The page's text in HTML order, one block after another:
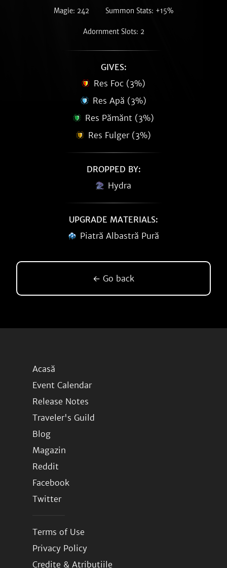
Magie: 242 Summon Stats: +15%
Adornment Slots: 2
GIVES:
Res Foc (3%)
Res Apă (3%)
Res Pămănt (3%)
Res Fulger (3%)
DROPPED BY:
Hydra
UPGRADE MATERIALS:
Piatră Albastră Pură
← Go back
Acasă
Event Calendar
Release Notes
Traveler's Guild
Blog
Magazin
Reddit
Facebook
Twitter
Terms of Use
Privacy Policy
Credite & Atribuțiile